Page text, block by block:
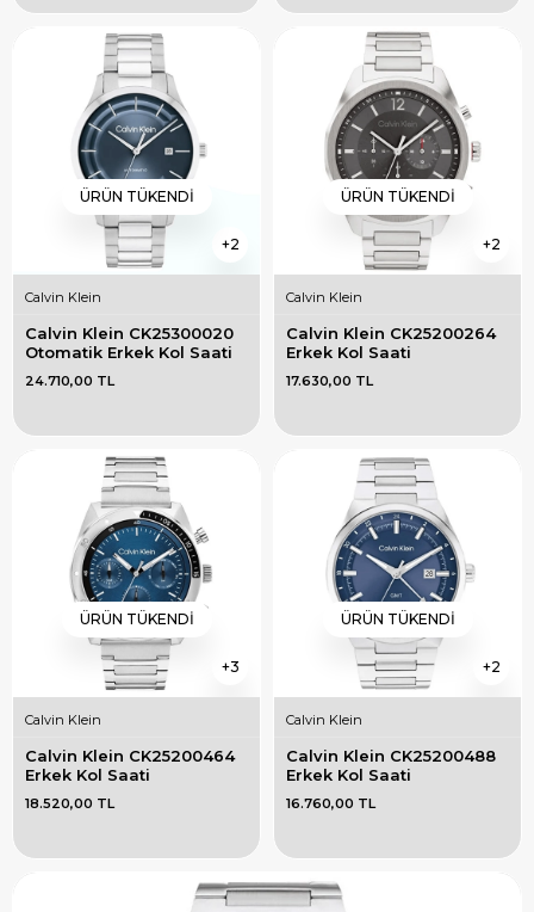
2
ÜRÜN TÜKENDI
Calvin Klein
Calvin Klein CK25300020
Otomatik Erkek Kol Saati
24.710,00 TL
2
ÜRÜN TÜKENDI
Calvin Klein
Calvin Klein CK25200264
Erkek Kol Saati
17.630,00 TL
3
ÜRÜN TÜKENDI
Calvin Klein
Calvin Klein CK25200464
Erkek Kol Saati
18.520,00 TL
2
ÜRÜN TÜKENDI
Calvin Klein
Calvin Klein CK25200488
Erkek Kol Saati
16.760,00 TL